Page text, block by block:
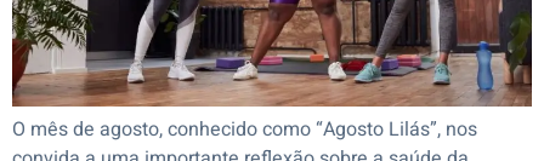
O mês de agosto, conhecido como “Agosto Lilás”, nos